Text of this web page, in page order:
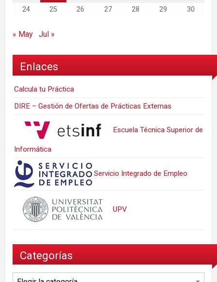
24
25 26 27 28 29 30
« May Jul »
Enlaces
Calcula tu Práctica
DIRE – Gestión de Ofertas de Prácticas Externas
Escuela Técnica Superior de
Informática
Servicio Integrado de Empleo
UPV
Categorías
Categorías